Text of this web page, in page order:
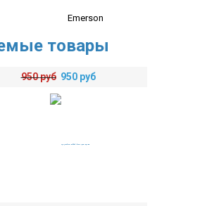
Emerson
товары
950руб 950 руб